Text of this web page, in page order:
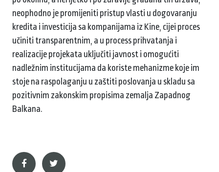
neophodno je promijeniti pristup vlasti u dogovaranju
kredita i investicija sa kompanijama iz Kine, cijei proces
učiniti transparentnim, a u process prihvatanja i
realizacije projekata uključiti javnost i omogućiti
nadležnim institucijama da koriste mehanizme koje im
stoje na raspolaganju u zaštiti poslovanja u skladu sa
pozitivnim zakonskim propisima zemalja Zapadnog
Balkana.